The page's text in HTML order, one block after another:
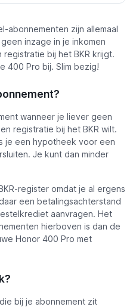
abonnementen zijn allemaal
inzage in je inkomen
bij het BKR krijgt.
400 Pro bij. Slim bezig!
wanneer je liever geen
registratie bij het BKR wilt.
je een hypotheek voor een
Je kunt dan minder
register omdat je al ergens
een betalingsachterstand
aanvragen. Het
hierboven is dan de
Honor 400 Pro met
bij je abonnement zit